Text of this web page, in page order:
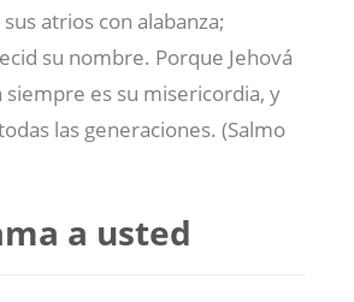
atrios con alabanza;
su nombre. Porque Jehová
siempre es su misericordia, y
las generaciones. (Salmo
a usted